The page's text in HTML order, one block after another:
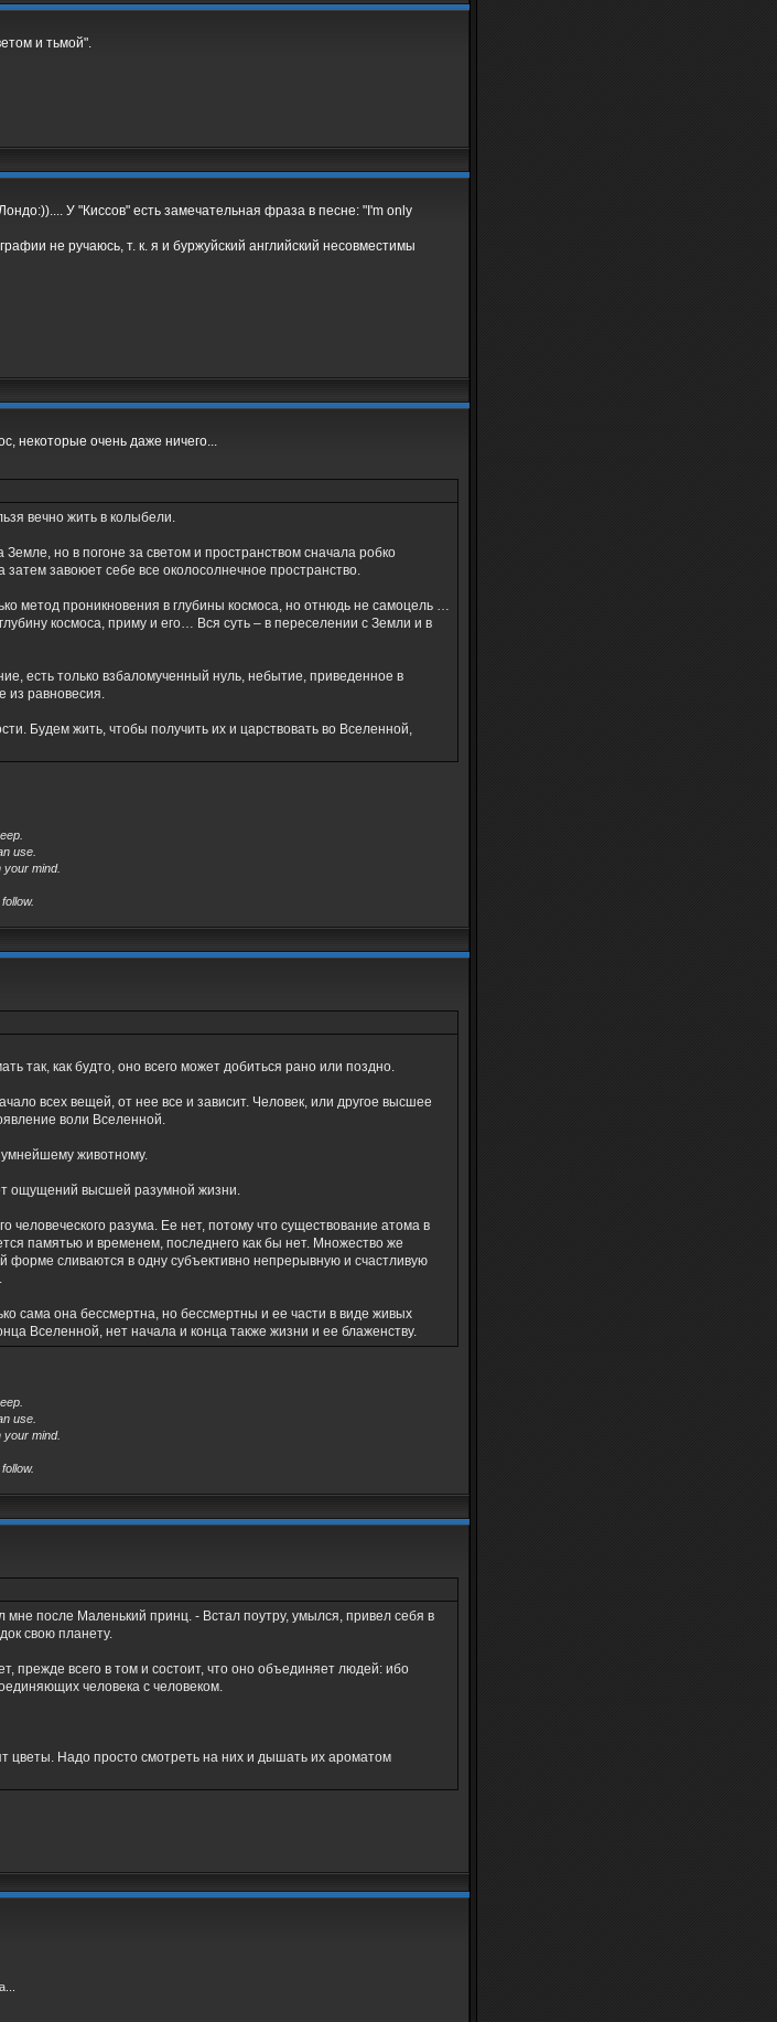
и тьмой".
У "Киссов" есть замечательная фраза в песне: "I'm only
не ручаюсь, т. к. я и буржуйский английский несовместимы
некоторые очень даже ничего...
вечно жить в колыбели.
Земле, но в погоне за светом и пространством сначала робко
завоюет себе все околосолнечное пространство.
метод проникновения в глубины космоса, но отнюдь не самоцель …
космоса, приму и его… Вся суть – в переселении с Земли и в
есть только взбаломученный нуль, небытие, приведенное в
из равновесия.
Будем жить, чтобы получить их и царствовать во Вселенной,
use.
mind.
так, как будто, оно всего может добиться рано или поздно.
всех вещей, от нее все и зависит. Человек, или другое высшее
воли Вселенной.
животному.
ощущений высшей разумной жизни.
человеческого разума. Ее нет, потому что существование атома в
памятью и временем, последнего как бы нет. Множество же
форме сливаются в одну субъективно непрерывную и счастливую
сама она бессмертна, но бессмертны и ее части в виде живых
Вселенной, нет начала и конца также жизни и ее блаженству.
use.
mind.
мне после Маленький принц. - Встал поутру, умылся, привел себя в
свою планету.
прежде всего в том и состоит, что оно объединяет людей: ибо
человека с человеком.
цветы. Надо просто смотреть на них и дышать их ароматом